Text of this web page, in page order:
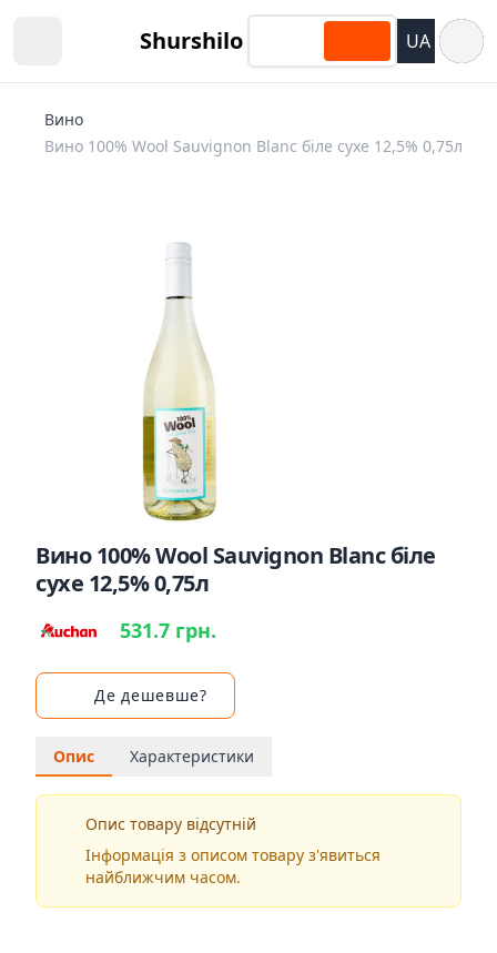
Shurshilo UA
Вино
Вино 100% Wool Sauvignon Blanc біле сухе 12,5% 0,75л
Вино 100% Wool Sauvignon Blanc біле
сухе 12,5% 0,75л
531.7 грн.
Де дешевше?
Опис Характеристики
Опис товару відсутній
Інформація з описом товару з'явиться
найближчим часом.